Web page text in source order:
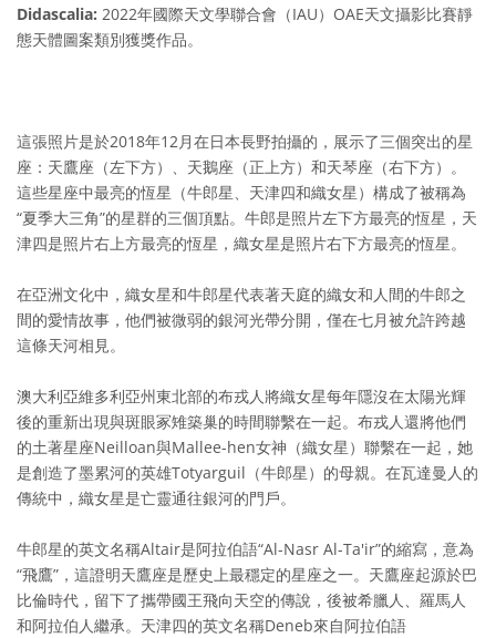
Didascalia: 2022年國際天文學聯合會（IAU）OAE天文攝影比賽靜
態天體圖案類別獲獎作品。
這張照片是於2018年12月在日本長野拍攝的，展示了三個突出的星
座：天鷹座（左下方）、天鵝座（正上方）和天琴座（右下方）。
這些星座中最亮的恆星（牛郎星、天津四和織女星）構成了被稱為
“夏季大三角”的星群的三個頂點。牛郎是照片左下方最亮的恆星，天
津四是照片右上方最亮的恆星，織女星是照片右下方最亮的恆星。
在亞洲文化中，織女星和牛郎星代表著天庭的織女和人間的牛郎之
間的愛情故事，他們被微弱的銀河光帶分開，僅在七月被允許跨越
這條天河相見。
澳大利亞維多利亞州東北部的布戎人將織女星每年隱沒在太陽光輝
後的重新出現與斑眼冢雉築巢的時間聯繫在一起。布戎人還將他們
的土著星座Neilloan與Mallee-hen女神（織女星）聯繫在一起，她
是創造了墨累河的英雄Totyarguil（牛郎星）的母親。在瓦達曼人的
傳統中，織女星是亡靈通往銀河的門戶。
牛郎星的英文名稱Altair是阿拉伯語“Al-Nasr Al-Ta'ir”的縮寫，意為
“飛鷹”，這證明天鷹座是歷史上最穩定的星座之一。天鷹座起源於巴
比倫時代，留下了攜帶國王飛向天空的傳說，後被希臘人、羅馬人
和阿拉伯人繼承。天津四的英文名稱Deneb來自阿拉伯語